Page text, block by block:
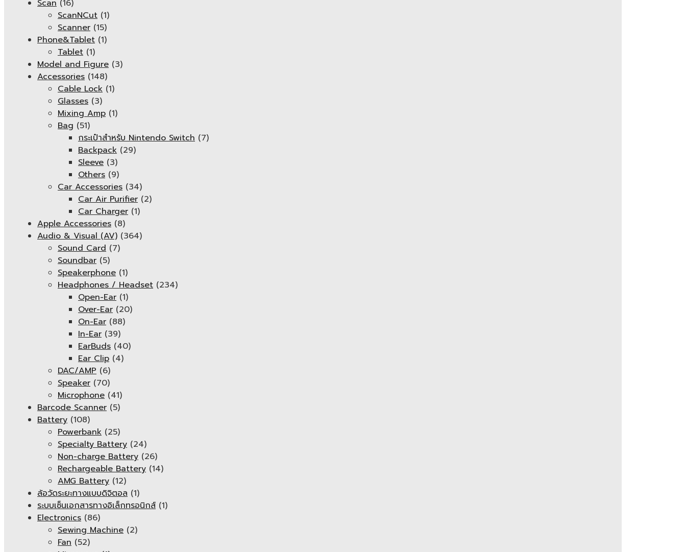
Scan (16)
ScanNCut (1)
Scanner (15)
Phone&Tablet (1)
Tablet (1)
Model and Figure (3)
Accessories (148)
Cable Lock (1)
Glasses (3)
Mixing Amp (1)
Bag (51)
กระเป๋าสำหรับ Nintendo Switch (7)
Backpack (29)
Sleeve (3)
Others (9)
Car Accessories (34)
Car Air Purifier (2)
Car Charger (1)
Apple Accessories (8)
Audio & Visual (AV) (364)
Sound Card (7)
Soundbar (5)
Speakerphone (1)
Headphones / Headset (234)
Open-Ear (1)
Over-Ear (20)
On-Ear (88)
In-Ear (39)
EarBuds (40)
Ear Clip (4)
DAC/AMP (6)
Speaker (70)
Microphone (41)
Barcode Scanner (5)
Battery (108)
Powerbank (25)
Specialty Battery (24)
Non-charge Battery (26)
Rechargeable Battery (14)
AMG Battery (12)
ล้อวัดระยะทางแบบดิจิตอล (1)
ระบบเซ็นเอกสารทางอิเล็กทรอนิกส์ (1)
Electronics (86)
Sewing Machine (2)
Fan (52)